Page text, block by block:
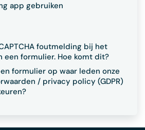
app gebruiken
foutmelding bij het
een formulier. Hoe komt dit?
formulier op waar leden onze
/ privacy policy (GDPR)